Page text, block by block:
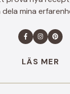
dela mina
LÄS MER